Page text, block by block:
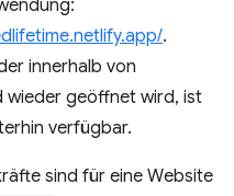
.
innerhalb von
wieder geöffnet wird, ist
verfügbar.
sind für eine Website